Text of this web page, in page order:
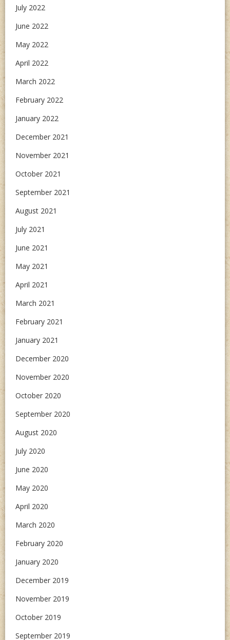
July 2022
June 2022
May 2022
April 2022
March 2022
February 2022
January 2022
December 2021
November 2021
October 2021
September 2021
August 2021
July 2021
June 2021
May 2021
April 2021
March 2021
February 2021
January 2021
December 2020
November 2020
October 2020
September 2020
August 2020
July 2020
June 2020
May 2020
April 2020
March 2020
February 2020
January 2020
December 2019
November 2019
October 2019
September 2019